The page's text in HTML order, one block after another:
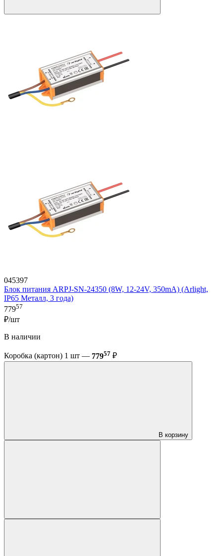
045397
Блок питания ARPJ-SN-24350 (8W, 12-24V, 350mA) (Arlight,
IP65 Металл, 3 года)
77957
₽/шт
В наличии
Коробка (картон) 1 шт — 77957 ₽
В корзину